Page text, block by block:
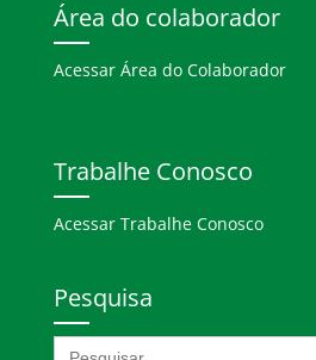
Área do colaborador
Acessar Área do Colaborador
Trabalhe Conosco
Acessar Trabalhe Conosco
Pesquisa
Search